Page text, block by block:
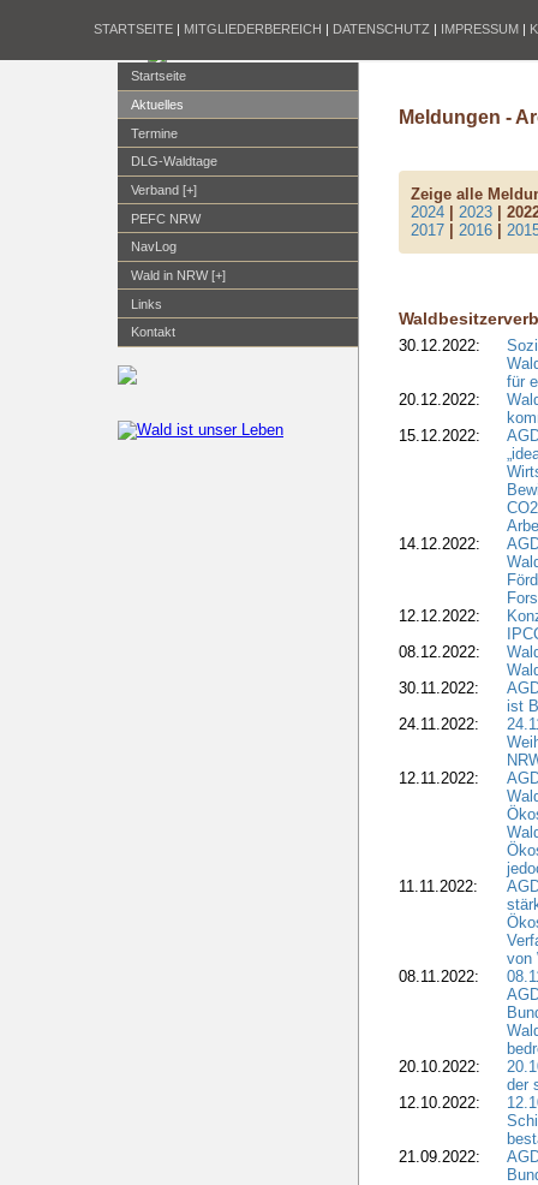
STARTSEITE | MITGLIEDERBEREICH | DATENSCHUTZ | IMPRESSUM |
Startseite
Aktuelles
Termine
DLG-Waldtage
Verband [+]
PEFC NRW
NavLog
Wald in NRW [+]
Links
Kontakt
Meldungen -
Zeige alle
2024 | 2023 |
2017 | 2016 |
30.12.2022:
für
20.12.2022:
15.12.2022:
14.12.2022:
12.12.2022:
08.12.2022:
30.11.2022:
ist
24.11.2022:
12.11.2022:
11.11.2022:
von
08.11.2022:
20.10.2022:
der
12.10.2022:
21.09.2022: